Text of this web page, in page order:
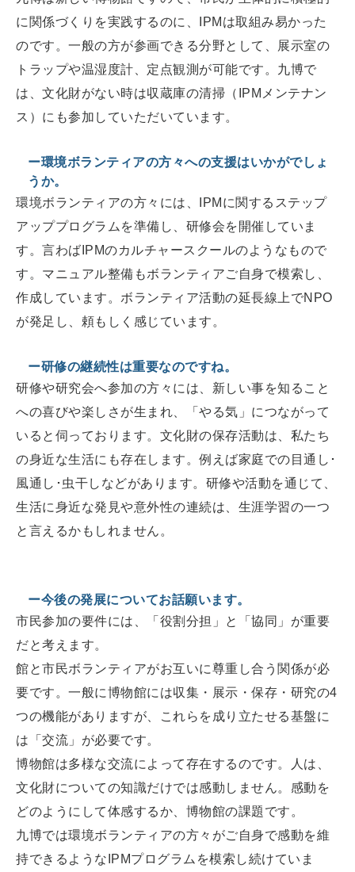
に関係づくりを実践するのに、IPMは取組み易かった
のです。一般の方が参画できる分野として、展示室の
トラップや温湿度計、定点観測が可能です。九博で
は、文化財がない時は収蔵庫の清掃（IPMメンテナン
ス）にも参加していただいています。
ー環境ボランティアの方々への支援はいかがでしょ
うか。
環境ボランティアの方々には、IPMに関するステップ
アッププログラムを準備し、研修会を開催していま
す。言わばIPMのカルチャースクールのようなもので
す。マニュアル整備もボランティアご自身で模索し、
作成しています。ボランティア活動の延長線上でNPO
が発足し、頼もしく感じています。
ー研修の継続性は重要なのですね。
研修や研究会へ参加の方々には、新しい事を知ること
への喜びや楽しさが生まれ、「やる気」につながって
いると伺っております。文化財の保存活動は、私たち
の身近な生活にも存在します。例えば家庭での目通し･
風通し･虫干しなどがあります。研修や活動を通じて、
生活に身近な発見や意外性の連続は、生涯学習の一つ
と言えるかもしれません。
ー今後の発展についてお話願います。
市民参加の要件には、「役割分担」と「協同」が重要
だと考えます。
館と市民ボランティアがお互いに尊重し合う関係が必
要です。一般に博物館には収集・展示・保存・研究の4
つの機能がありますが、これらを成り立たせる基盤に
は「交流」が必要です。
博物館は多様な交流によって存在するのです。人は、
文化財についての知識だけでは感動しません。感動を
どのようにして体感するか、博物館の課題です。
九博では環境ボランティアの方々がご自身で感動を維
持できるようなIPMプログラムを模索し続けていま